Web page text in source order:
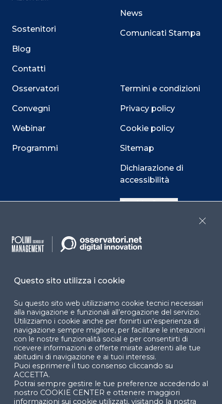
Sostenitori
Blog
Contatti
Osservatori
Convegni
Webinar
Programmi
News
Comunicati Stampa
Termini e condizioni
Privacy policy
Cookie policy
Sitemap
Dichiarazione di
accessibilità
Cookie Center
Facebook LinkedIn
© 2024 Copyright © Politecnico di Milano Dipartimento
di Ingegneria Gestionale
Questo sito utilizza i cookie
Su questo sito web utilizziamo cookie tecnici necessari
alla navigazione e funzionali all’erogazione del servizio.
Utilizziamo i cookie anche per fornirti un’esperienza di
navigazione sempre migliore, per facilitare le interazioni
con le nostre funzionalità social e per consentirti di
ricevere informazioni e offerte mirate aderenti alle tue
abitudini di navigazione e ai tuoi interessi.
Puoi esprimere il tuo consenso cliccando su
ACCETTA.
Potrai sempre gestire le tue preferenze accedendo al
nostro COOKIE CENTER e ottenere maggiori
informazioni sui cookie utilizzati, visitando la nostra